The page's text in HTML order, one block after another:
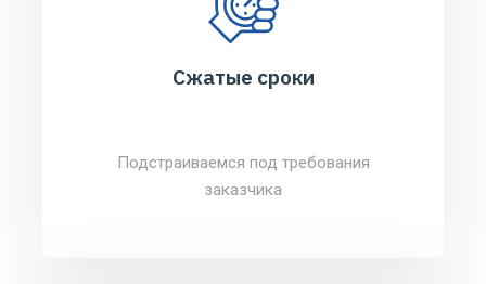
Сжатые сроки
Подстраиваемся под требования
заказчика